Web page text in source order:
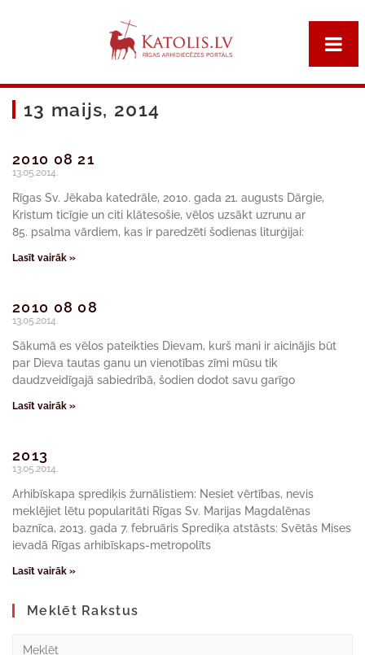
13 maijs, 2014
2010 08 21
13.05.2014.
Rīgas Sv. Jēkaba katedrāle, 2010. gada 21. augusts Dārgie,
Kristum ticīgie un citi klātesošie, vēlos uzsākt uzrunu ar
85. psalma vārdiem, kas ir paredzēti šodienas liturģijai:
Lasīt vairāk »
2010 08 08
13.05.2014.
Sākumā es vēlos pateikties Dievam, kurš mani ir aicinājis būt
par Dieva tautas ganu un vienotības zīmi mūsu tik
daudzveidīgajā sabiedrībā, šodien dodot savu garīgo
Lasīt vairāk »
2013
13.05.2014.
Arhibīskapa sprediķis žurnālistiem: Nesiet vērtības, nevis
meklējiet lētu popularitāti Rīgas Sv. Marijas Magdalēnas
baznīca, 2013. gada 7. februāris Sprediķa atstāsts: Svētās Mises
ievadā Rīgas arhibīskaps-metropolīts
Lasīt vairāk »
Meklēt Rakstus